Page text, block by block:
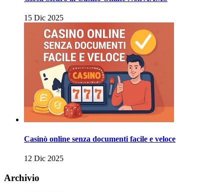
15 Dic 2025
Casinò online senza documenti facile e veloce
12 Dic 2025
Archivio